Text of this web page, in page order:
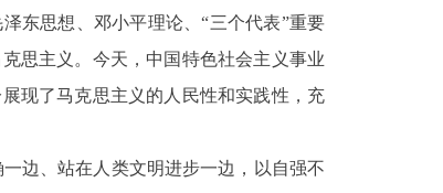
东思想、邓小平理论、“三个代表”重要
思主义。今天，中国特色社会主义事业
现了马克思主义的人民性和实践性，充
边、站在人类文明进步一边，以自强不